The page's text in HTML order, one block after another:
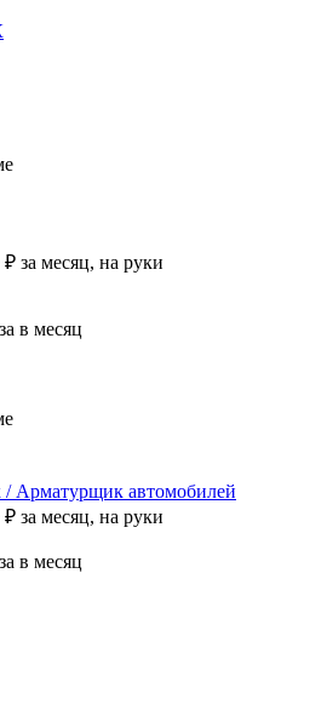
₽ за месяц, на руки
в месяц
Арматурщик автомобилей
₽ за месяц, на руки
в месяц